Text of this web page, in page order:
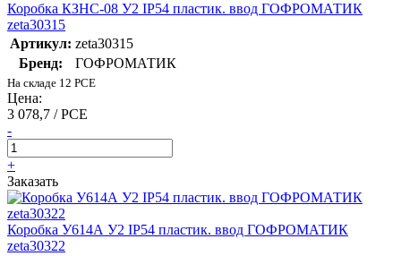
Коробка КЗНС-08 У2 IP54 пластик. ввод ГОФРОМАТИК
zeta30315
Артикул: zeta30315
Бренд:
ГОФРОМАТИК
На складе 12 PCE
Цена:
3 078,7 / PCE
-
+
Заказать
Коробка У614А У2 IP54 пластик. ввод ГОФРОМАТИК
zeta30322